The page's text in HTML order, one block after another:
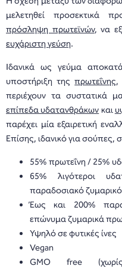
μελετηθεί προσεκτικά
πρόσληψη πρωτεϊνών, να
ευχάριστη γεύση.
Ιδανικά ως γεύμα
υποστήριξη τηςπρωτεΐνης,
περιέχουν τα συστατικά
επίπεδα υδατανθράκωνκαι
παρέχει μία εξαιρετική
Επίσης, ιδανικό για σούπες,
55% πρωτεΐνη / 25%
65% λιγότεροι
παραδοσιακό ζυμαρικό
Έως και 200%
επώνυμα ζυμαρικά
Υψηλό σε φυτικές ίνες
Vegan
GMO free (χωρίς